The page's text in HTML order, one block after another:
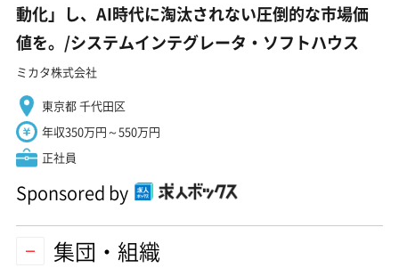
動化」し、AI時代に淘汰されない圧倒的な市場価
値を。/システムインテグレータ・ソフトハウス
ミカタ株式会社
東京都 千代田区
年収350万円～550万円
正社員
Sponsored by
集団・組織